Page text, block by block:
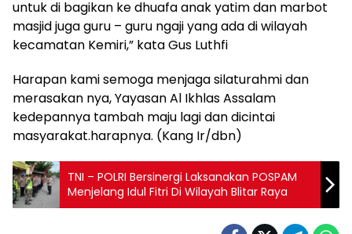
untuk di bagikan ke dhuafa anak yatim dan marbot
masjid juga guru – guru ngaji yang ada di wilayah
kecamatan Kemiri,” kata Gus Luthfi
Harapan kami semoga menjaga silaturahmi dan
merasakan nya, Yayasan Al Ikhlas Assalam
kedepannya tambah maju lagi dan dicintai
masyarakat.harapnya. (Kang Ir/dbn)
TNI – POLRI Bersinergi Laksanakan POSPAM
Menjelang Idul Fitri Di Wilayah Blitar Raya